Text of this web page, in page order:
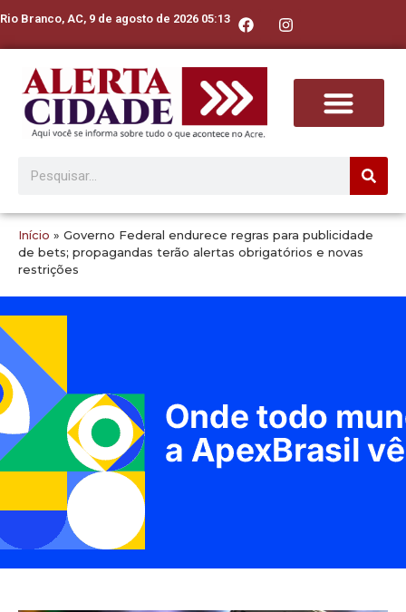
Rio Branco, AC, 9 de agosto de 2026 05:13
Início » Governo Federal endurece regras para publicidade
de bets; propagandas terão alertas obrigatórios e novas
restrições